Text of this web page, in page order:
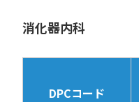
消化器内科
DPCコード